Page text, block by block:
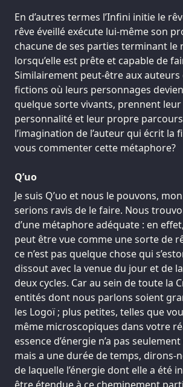
En d’autres termes l’Infini initie le
rêve éveillé exécute lui-même son
chacune de ses parties terminant le
lorsqu’elle est prête et capable de
Similairement peut-être aux auteurs
fictions où leurs personnages
quelque sorte vivants, prennent
personnalité et leur propre
l’imagination de l’auteur qui écrit la
vous commenter cette métaphore?
Q’uo
Je suis Q’uo et nous le pouvons,
serions ravis de le faire. Nous
d’une métaphore adéquate : en
peut être vue comme une sorte de
ce n’est pas quelque chose qui
dissout avec la venue du jour et de
deux cycles. Car au sein de toute la
entités dont nous parlons soient
les Logoï ; plus petites, telles que
même microscopiques dans votre
essence d’énergie n’a pas
mais a une durée de temps, dirons-
de laquelle l’énergie dont elle a été